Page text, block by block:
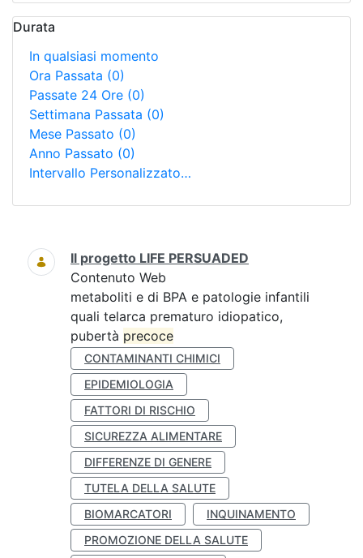
Durata
In qualsiasi momento
Ora Passata (0)
Passate 24 Ore (0)
Settimana Passata (0)
Mese Passato (0)
Anno Passato (0)
Intervallo Personalizzato…
Ricerca
Il progetto LIFE PERSUADED
Contenuto Web
metaboliti e di BPA e patologie infantili
quali telarca prematuro idiopatico,
pubertà precoce
CONTAMINANTI CHIMICI
EPIDEMIOLOGIA
FATTORI DI RISCHIO
SICUREZZA ALIMENTARE
DIFFERENZE DI GENERE
TUTELA DELLA SALUTE
BIOMARCATORI
INQUINAMENTO
PROMOZIONE DELLA SALUTE